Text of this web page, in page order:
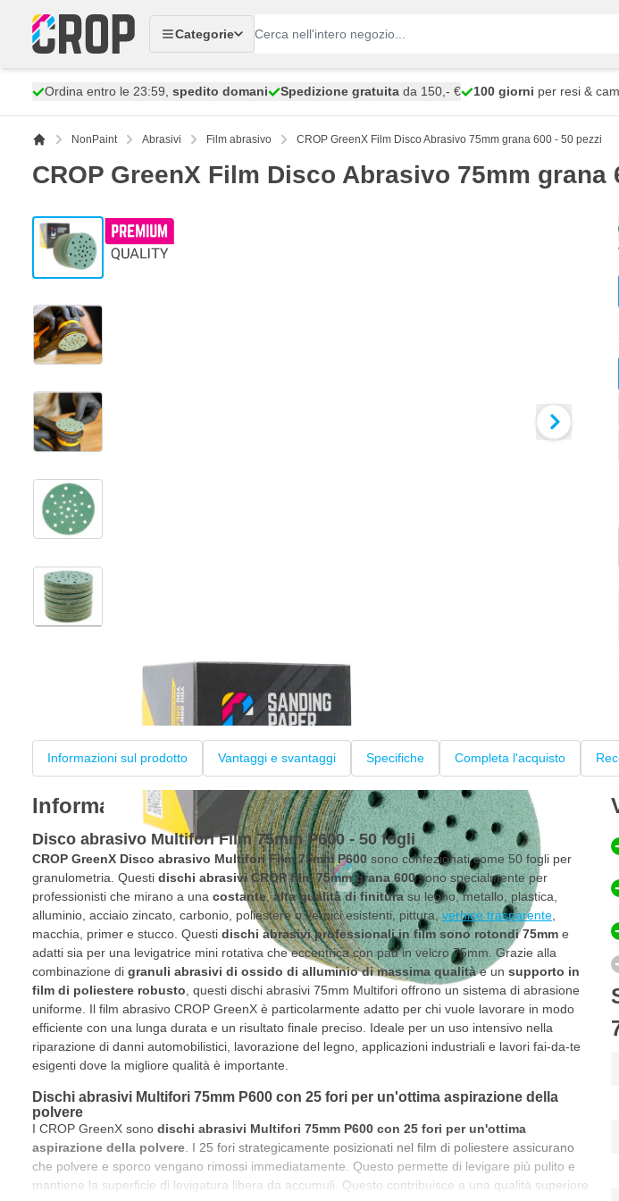
Categorie
Ordina entro le 23:59, spedito domani Spedizione gratuita da 150,- € 100 giorni per resi &
NonPaint Abrasivi Film abrasivo CROP GreenX Film Disco Abrasivo 75mm grana 600 - 50 pezzi
CROP GreenX Film Disco Abrasivo 75mm grana
View larger image
View larger image
View larger image
View larger image
View larger image
Informazioni sul prodotto Vantaggi e svantaggi Specifiche Completa l'acquisto
Informazioni sul prodotto
Disco abrasivo Multifori Film 75mm P600 - 50 fogli
CROP GreenX Disco abrasivo Multifori Film 75mm P600 sono confezionati come 50 fogli per
granulometria. Questi dischi abrasivi CROP film 75mm grana 600sono specialmente per
professionisti che mirano a una costante,alta qualità di finiturasu legno, metallo, plastica,
alluminio, acciaio zincato, carbonio, poliestere o vernici esistenti, pittura,vernice trasparente
macchia, primer e stucco. Questi dischi abrasivi professionali in film sono rotondi 75mm e
adatti sia per una levigatrice mini rotativa che eccentrica con pad in velcro 75mm. Grazie alla
combinazione di granuli abrasivi di ossido di alluminio di massima qualitàe un supporto in
film di poliestere robusto , questi dischi abrasivi 75mm Multifori offrono un sistema di abrasione
uniforme. Il film abrasivo CROP GreenX è particolarmente adatto per chi vuole lavorare in modo
efficiente con una lunga durata e un risultato finale preciso. Ideale per un uso intensivo nella
riparazione di danni automobilistici, lavorazione del legno, applicazioni industriali e lavori fai-da-te
esigenti dove la migliore qualità è importante.
Dischi abrasivi Multifori 75mm P600 con 25 fori per un'ottima aspirazione della
polvere
I CROP GreenX sono dischi abrasivi Multifori 75mm P600 con 25 fori per un'ottima
aspirazione della polvere . I 25 fori strategicamente posizionati nel film di poliestere assicurano
che polvere e sporco vengano rimossi immediatamente. Questo permette di levigare più pulito e
mantiene la superficie di levigatura libera da accumuli. Questo contribuisce a una qualità superiore